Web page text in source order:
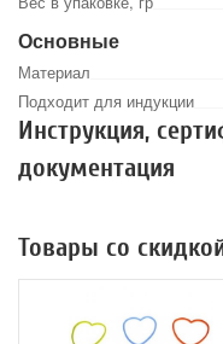
Основные
Материал
Подходит для индукции
Инструкция,
документация
Товары со